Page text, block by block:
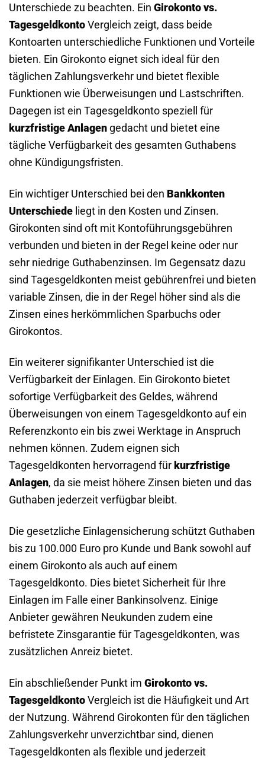
Unterschiede zu beachten. Ein Girokonto vs.
TagesgeldkontoVergleich zeigt, dass beide
Kontoarten unterschiedliche Funktionen und Vorteile
bieten. Ein Girokonto eignet sich ideal für den
täglichen Zahlungsverkehr und bietet flexible
Funktionen wie Überweisungen und Lastschriften.
Dagegen ist ein Tagesgeldkonto speziell für
kurzfristige Anlagen gedacht und bietet eine
tägliche Verfügbarkeit des gesamten Guthabens
ohne Kündigungsfristen.
Ein wichtiger Unterschied bei den Bankkonten
Unterschiede liegt in den Kosten und Zinsen.
Girokonten sind oft mit Kontoführungsgebühren
verbunden und bieten in der Regel keine oder nur
sehr niedrige Guthabenzinsen. Im Gegensatz dazu
sind Tagesgeldkonten meist gebührenfrei und bieten
variable Zinsen, die in der Regel höher sind als die
Zinsen eines herkömmlichen Sparbuchs oder
Girokontos.
Ein weiterer signifikanter Unterschied ist die
Verfügbarkeit der Einlagen. Ein Girokonto bietet
sofortige Verfügbarkeit des Geldes, während
Überweisungen von einem Tagesgeldkonto auf ein
Referenzkonto ein bis zwei Werktage in Anspruch
nehmen können. Zudem eignen sich
Tagesgeldkonten hervorragend für kurzfristige
Anlagen, da sie meist höhere Zinsen bieten und das
Guthaben jederzeit verfügbar bleibt.
Die gesetzliche Einlagensicherung schützt Guthaben
bis zu 100.000 Euro pro Kunde und Bank sowohl auf
einem Girokonto als auch auf einem
Tagesgeldkonto. Dies bietet Sicherheit für Ihre
Einlagen im Falle einer Bankinsolvenz. Einige
Anbieter gewähren Neukunden zudem eine
befristete Zinsgarantie für Tagesgeldkonten, was
zusätzlichen Anreiz bietet.
Ein abschließender Punkt im Girokonto vs.
TagesgeldkontoVergleich ist die Häufigkeit und Art
der Nutzung. Während Girokonten für den täglichen
Zahlungsverkehr unverzichtbar sind, dienen
Tagesgeldkonten als flexible und jederzeit